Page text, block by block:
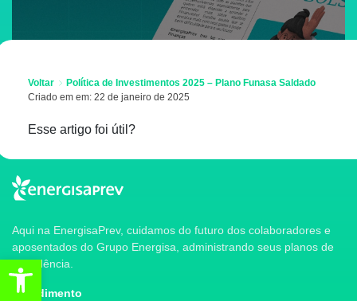
Voltar
Política de Investimentos 2025 – Plano Funasa Saldado
Criado em em: 22 de janeiro de 2025
Esse artigo foi útil?
Aqui na EnergisaPrev, cuidamos do futuro dos colaboradores e
aposentados do Grupo Energisa, administrando seus planos de
previdência.
Atendimento
Abrir a barra de ferramentas